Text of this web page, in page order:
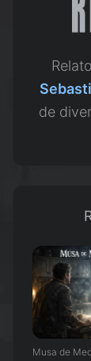
de
Musa de